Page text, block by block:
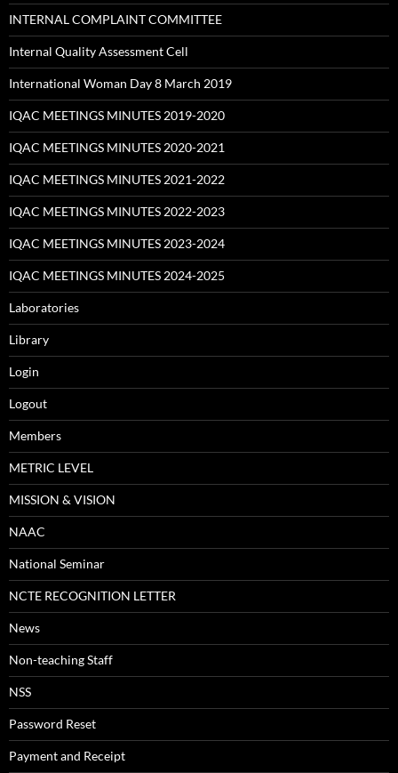
INTERNAL COMPLAINT COMMITTEE
Internal Quality Assessment Cell
International Woman Day 8 March 2019
IQAC MEETINGS MINUTES 2019-2020
IQAC MEETINGS MINUTES 2020-2021
IQAC MEETINGS MINUTES 2021-2022
IQAC MEETINGS MINUTES 2022-2023
IQAC MEETINGS MINUTES 2023-2024
IQAC MEETINGS MINUTES 2024-2025
Laboratories
Library
Login
Logout
Members
METRIC LEVEL
MISSION & VISION
NAAC
National Seminar
NCTE RECOGNITION LETTER
News
Non-teaching Staff
NSS
Password Reset
Payment and Receipt